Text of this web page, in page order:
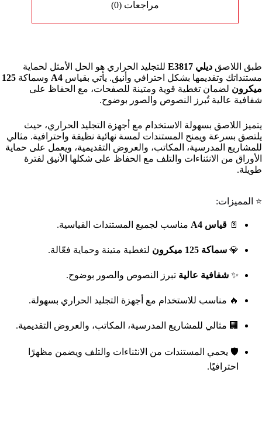
مراجعات (0)
طبق اللاصق ديلي E3817
للتجليد الحراري هو الحل الأمثل لحماية
مستنداتك وتقديمها بشكل احترافي وأنيق. يأتي بقياس A4 وسماكة 125
ميكرون لضمان تغطية قوية ومتينة للصفحات، مع الحفاظ على
شفافية عالية تُبرز النصوص والصور بوضوح.
يتميز اللاصق بسهولة الاستخدام مع أجهزة التجليد الحراري، حيث
يلتصق بسرعة ويمنح المستندات لمسة نهائية نظيفة واحترافية. مثالي
للمشاريع المدرسية، المكاتب، والعروض التقديمية، ويعمل على حماية
الأوراق من الانثناءات والتلف مع الحفاظ على شكلها الأنيق لفترة
طويلة.
⭐ المميزات:
📄 قياس A4 مناسب لجميع المستندات القياسية.
💎 سماكة 125 ميكرون لتغطية متينة وحماية فعّالة.
✨ شفافية عالية تبرز النصوص والصور بوضوح.
🔥 مناسب للاستخدام مع أجهزة التجليد الحراري بسهولة.
🏢 مثالي للمشاريع المدرسية، المكاتب، والعروض التقديمية.
🛡️ يحمي المستندات من الانثناءات والتلف ويضمن مظهرًا
احترافيًا.